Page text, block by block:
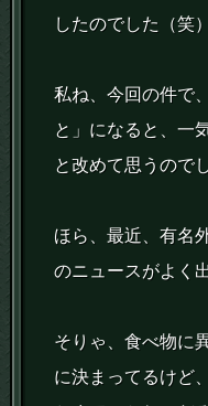
したのでした（笑）
私ね、今回の件で
と」になると、一
と改めて思うので
ほら、最近、有名
のニュースがよく
そりゃ、食べ物に
に決まってるけど